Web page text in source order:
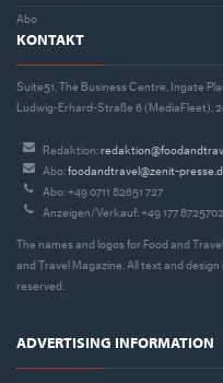
Abo
KONTAKT
Suite51, The Business Centre, Ingate
Ludwig-Erhard-Straße 6 (MediaFleet),
Redaktion:
Abo:foodandtravel@zenit-
Abo: +49 0711 82651 727
Anzeigen/Verkauf: +49 177 8725702
The names and logos for Food and
and Travel Magazine. All text and
reserved.
ADVERTISING INFORMATION